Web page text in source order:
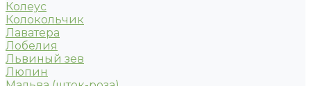
Колеус
Колокольчик
Лаватера
Лобелия
Львиный зев
Люпин